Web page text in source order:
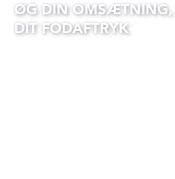
ØG DIN OMSÆTNING,
DIT FODAFTRYK